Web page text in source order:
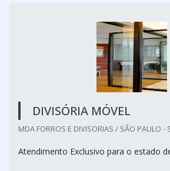
DIVISÓRIA MÓVEL
MDA FORROS E DIVISORIAS / SÃO PAULO -
Atendimento Exclusivo para o estado